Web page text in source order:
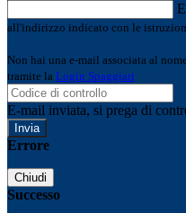
all'indirizzo indicato con le
Non hai una e-mail associata al
tramite la Login Spaggiari
E-mail inviata, si prega di
Errore
Chiudi
Successo